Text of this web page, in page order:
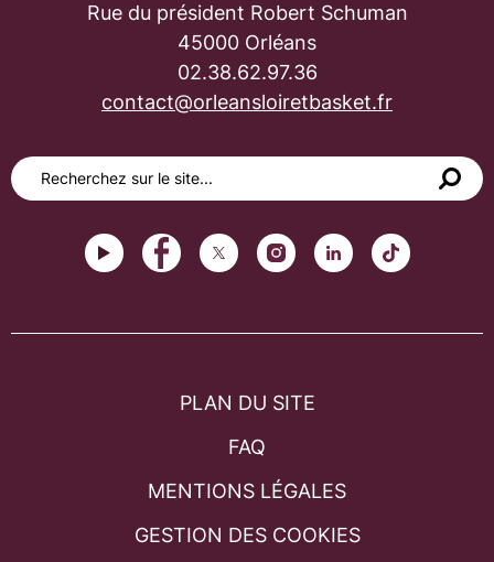
Rue du président Robert Schuman
45000 Orléans
02.38.62.97.36
contact@orleansloiretbasket.fr
PLAN DU SITE
FAQ
MENTIONS LÉGALES
GESTION DES COOKIES